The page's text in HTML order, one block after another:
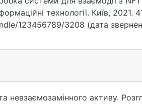
технології. Київ, 2021.
123456789/3208 (дата
активу.